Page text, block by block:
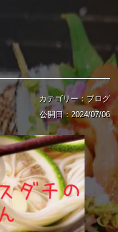
カテゴリー：ブログ
公開日：2024/07/06